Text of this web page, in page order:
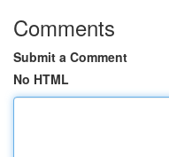
Comments
Submit a Comment
No HTML